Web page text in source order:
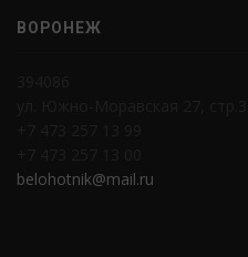
ВОРОНЕЖ
belohotnik@mail.ru